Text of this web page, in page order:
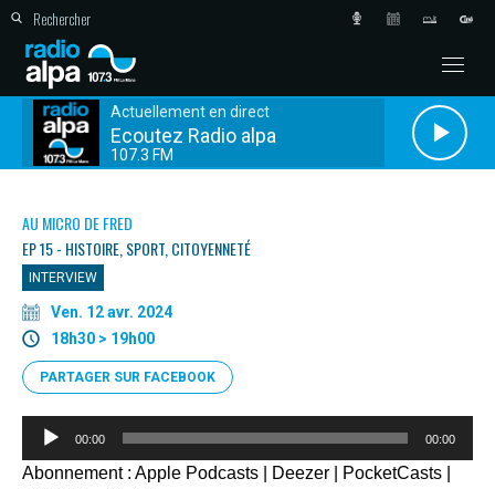
Actuellement en direct
Ecoutez Radio alpa
107.3 FM
AU MICRO DE FRED
EP 15 - HISTOIRE, SPORT, CITOYENNETÉ
INTERVIEW
Ven. 12 avr. 2024
18h30 > 19h00
PARTAGER SUR FACEBOOK
Lecteur
00:00 00:00
Abonnement : Apple Podcasts Deezer PocketCasts